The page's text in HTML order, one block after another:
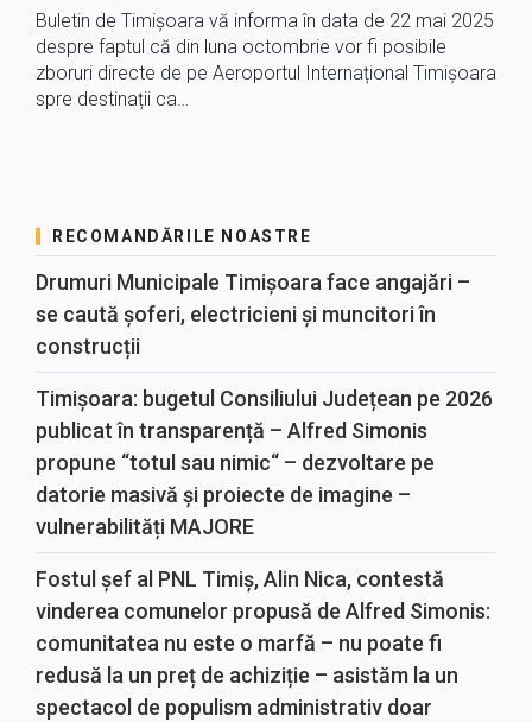
Buletin de Timișoara vă informa în data de 22 mai 2025
despre faptul că din luna octombrie vor fi posibile
zboruri directe de pe Aeroportul Internațional Timișoara
spre destinații ca…
RECOMANDĂRILE NOASTRE
Drumuri Municipale Timișoara face angajări –
se caută șoferi, electricieni și muncitori în
construcții
Timișoara: bugetul Consiliului Județean pe 2026
publicat în transparență – Alfred Simonis
propune “totul sau nimic“ – dezvoltare pe
datorie masivă și proiecte de imagine –
vulnerabilități MAJORE
Fostul șef al PNL Timiș, Alin Nica, contestă
vinderea comunelor propusă de Alfred Simonis:
comunitatea nu este o marfă – nu poate fi
redusă la un preț de achiziție – asistăm la un
spectacol de populism administrativ doar